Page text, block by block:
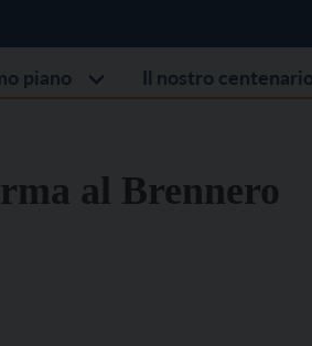
piano Il nostro centenario
al Brennero